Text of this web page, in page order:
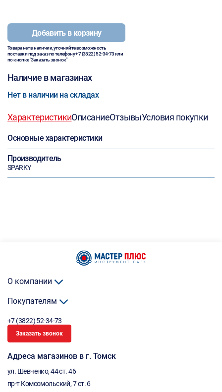
Добавить в корзину
Товара нет в наличии, уточняйте возможность
поставки под заказ по телефону+7 (3822) 52-34-73или
по кнопке "Заказать звонок"
Наличие в магазинах
Нет в наличии на складах
ХарактеристикиОписаниеОтзывыУсловия покупки
Основные характеристики
Производитель
SPARKY
О компании
Покупателям
+7 (3822) 52-34-73
Заказать звонок
Адреса магазинов в г. Томск
ул. Шевченко, 44 ст. 46
пр-т Комсомольский, 7 ст. 6